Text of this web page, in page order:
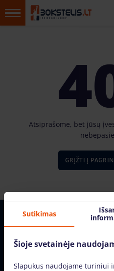
Atsiprašome, bet jūsų
GRĮŽTI Į
Sutikimas
Šioje svetainėje
Slapukus naudojame turiniui